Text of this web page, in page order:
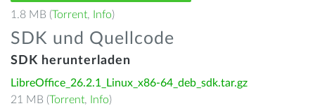
1.8 MB (Torrent, Info)
SDK und Quellcode
SDK herunterladen
LibreOffice_26.2.1_Linux_x86-64_deb_sdk.tar.gz
21 MB (Torrent, Info)